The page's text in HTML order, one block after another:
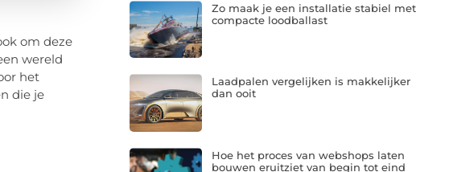
om deze
wereld
het
die je
Zo maak je een installatie stabiel met
compacte loodballast
Laadpalen vergelijken is makkelijker
dan ooit
Hoe het proces van webshops laten
bouwen eruitziet van begin tot eind